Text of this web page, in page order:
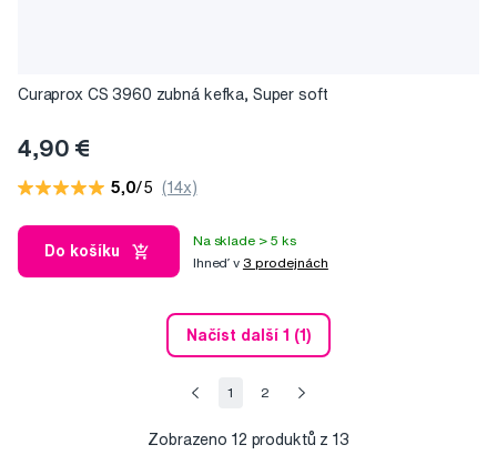
Curaprox CS 3960 zubná kefka, Super soft
4,90 €
5,0/5 (14x)
Do košíku
Na sklade > 5 ks
Ihneď v 3 prodejnách
Načíst další 1 (1)
1 2
Zobrazeno 12 produktů z 13